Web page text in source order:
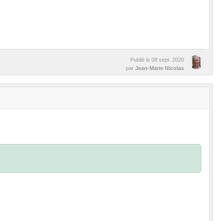
Publié le 08 sept. 2020
par Jean-Marie Nicolas